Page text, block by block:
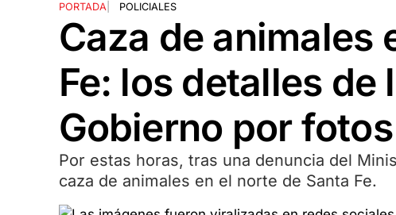
PORTADA| POLICIALES
Caza de animales
Fe: los detalles de
Gobierno por
Por estas horas, tras una denuncia del
caza de animales en el norte de Santa Fe.